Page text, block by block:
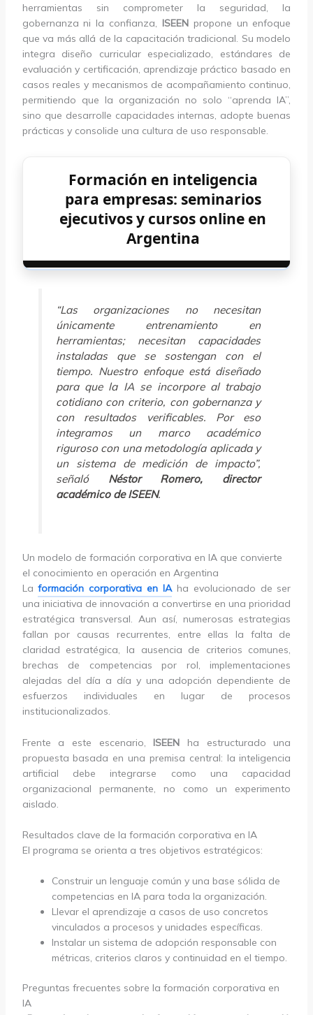
herramientas sin comprometer la seguridad, la
gobernanza ni la confianza, ISEENpropone un enfoque
que va más allá de la capacitación tradicional. Su modelo
integra diseño curricular especializado, estándares de
evaluación y certificación, aprendizaje práctico basado en
casos reales y mecanismos de acompañamiento continuo,
permitiendo que la organización no solo “aprenda IA”,
sino que desarrolle capacidades internas, adopte buenas
prácticas y consolide una cultura de uso responsable.
Formación en inteligencia
para empresas: seminarios
ejecutivos y cursos online en
Argentina
“Las organizaciones no necesitan
únicamente entrenamiento en
herramientas; necesitan capacidades
instaladas que se sostengan con el
tiempo. Nuestro enfoque está diseñado
para que la IA se incorpore al trabajo
cotidiano con criterio, con gobernanza y
con resultados verificables. Por eso
integramos un marco académico
riguroso con una metodología aplicada y
un sistema de medición de impacto”,
señaló Néstor Romero, director
académico de ISEEN.
Un modelo de formación corporativa en IA que convierte
el conocimiento en operación en Argentina
Laformación corporativa en IAha evolucionado de ser
una iniciativa de innovación a convertirse en una prioridad
estratégica transversal. Aun así, numerosas estrategias
fallan por causas recurrentes, entre ellas la falta de
claridad estratégica, la ausencia de criterios comunes,
brechas de competencias por rol, implementaciones
alejadas del día a día y una adopción dependiente de
esfuerzos individuales en lugar de procesos
institucionalizados.
Frente a este escenario, ISEEN ha estructurado una
propuesta basada en una premisa central: la inteligencia
artificial debe integrarse como una capacidad
organizacional permanente, no como un experimento
aislado.
Resultados clave de la formación corporativa en IA
El programa se orienta a tres objetivos estratégicos:
Construir un lenguaje común y una base sólida de
competencias en IA para toda la organización.
Llevar el aprendizaje a casos de uso concretos
vinculados a procesos y unidades específicas.
Instalar un sistema de adopción responsable con
métricas, criterios claros y continuidad en el tiempo.
Preguntas frecuentes sobre la formación corporativa en
IA